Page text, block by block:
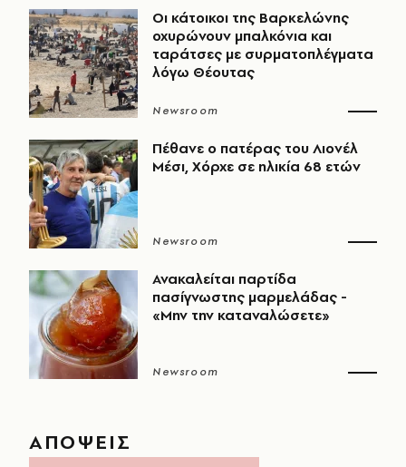
Οι κάτοικοι της Βαρκελώνης
οχυρώνουν μπαλκόνια και
ταράτσες με συρματοπλέγματα
λόγω Θέουτας
Newsroom
Πέθανε ο πατέρας του Λιονέλ
Μέσι, Χόρχε σε ηλικία 68 ετών
Newsroom
Ανακαλείται παρτίδα
πασίγνωστης μαρμελάδας -
«Μην την καταναλώσετε»
Newsroom
ΑΠΟΨΕΙΣ